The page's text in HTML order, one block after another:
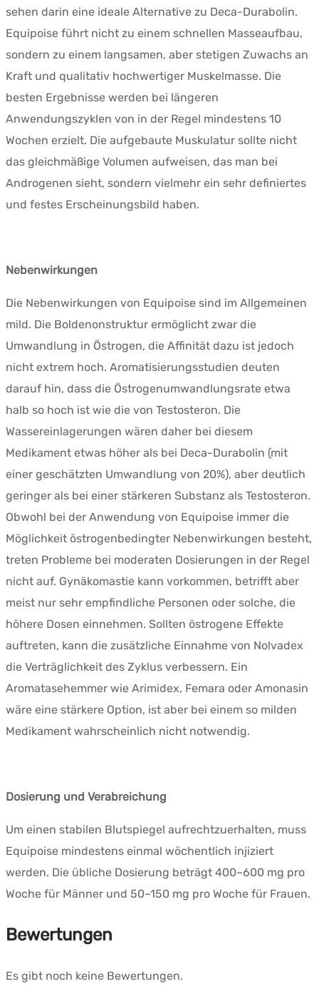
sehen darin eine ideale Alternative zu Deca-Durabolin.
Equipoise führt nicht zu einem schnellen Masseaufbau,
sondern zu einem langsamen, aber stetigen Zuwachs an
Kraft und qualitativ hochwertiger Muskelmasse. Die
besten Ergebnisse werden bei längeren
Anwendungszyklen von in der Regel mindestens 10
Wochen erzielt. Die aufgebaute Muskulatur sollte nicht
das gleichmäßige Volumen aufweisen, das man bei
Androgenen sieht, sondern vielmehr ein sehr definiertes
und festes Erscheinungsbild haben.
Nebenwirkungen
Die Nebenwirkungen von Equipoise sind im Allgemeinen
mild. Die Boldenonstruktur ermöglicht zwar die
Umwandlung in Östrogen, die Affinität dazu ist jedoch
nicht extrem hoch. Aromatisierungsstudien deuten
darauf hin, dass die Östrogenumwandlungsrate etwa
halb so hoch ist wie die von Testosteron. Die
Wassereinlagerungen wären daher bei diesem
Medikament etwas höher als bei Deca-Durabolin (mit
einer geschätzten Umwandlung von 20%), aber deutlich
geringer als bei einer stärkeren Substanz als Testosteron.
Obwohl bei der Anwendung von Equipoise immer die
Möglichkeit östrogenbedingter Nebenwirkungen besteht,
treten Probleme bei moderaten Dosierungen in der Regel
nicht auf. Gynäkomastie kann vorkommen, betrifft aber
meist nur sehr empfindliche Personen oder solche, die
höhere Dosen einnehmen. Sollten östrogene Effekte
auftreten, kann die zusätzliche Einnahme von Nolvadex
die Verträglichkeit des Zyklus verbessern. Ein
Aromatasehemmer wie Arimidex, Femara oder Amonasin
wäre eine stärkere Option, ist aber bei einem so milden
Medikament wahrscheinlich nicht notwendig.
Dosierung und Verabreichung
Um einen stabilen Blutspiegel aufrechtzuerhalten, muss
Equipoise mindestens einmal wöchentlich injiziert
werden. Die übliche Dosierung beträgt 400–600 mg pro
Woche für Männer und 50–150 mg pro Woche für Frauen.
Bewertungen
Es gibt noch keine Bewertungen.